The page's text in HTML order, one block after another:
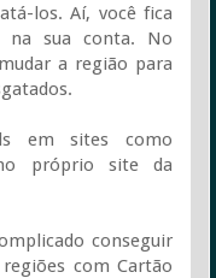
los. Aí, você fica
na sua conta. No
a região para
em sites como
próprio site da
conseguir
com Cartão